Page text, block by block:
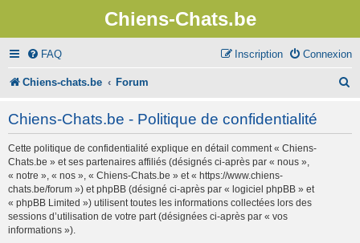
Chiens-Chats.be
FAQ Connexion
Inscription
Chiens-chats.be Forum
Chiens-Chats.be - Politique de confidentialité
Cette politique de confidentialité explique en détail comment « Chiens-
Chats.be » et ses partenaires affiliés (désignés ci-après par « nous »,
« notre », « nos », « Chiens-Chats.be » et « https://www.chiens-
chats.be/forum ») et phpBB (désigné ci-après par « logiciel phpBB » et
« phpBB Limited ») utilisent toutes les informations collectées lors des
sessions d’utilisation de votre part (désignées ci-après par « vos
informations »).